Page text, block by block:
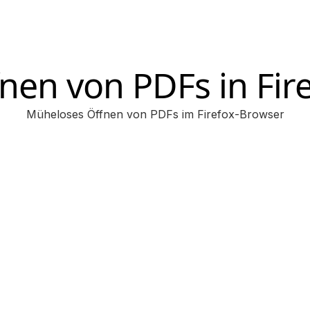
von PDFs in
Müheloses Öffnen von PDFs im Firefox-Browser